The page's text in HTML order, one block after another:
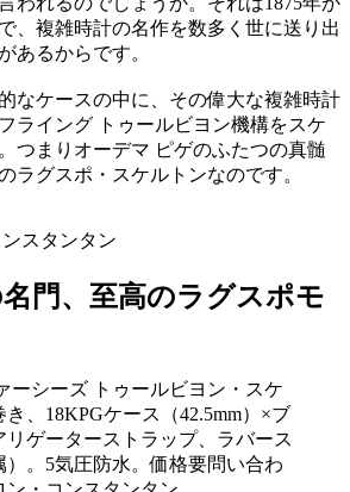
、複雑時計の名作を数多く世に送り出
あるからです。
なケースの中に、その偉大な複雑時計
ライング トゥールビヨン機構をスケ
つまりオーデマ ピゲのふたつの真髄
ラグスポ・スケルトンなのです。
スタンタン
門、至高のラグスポモ